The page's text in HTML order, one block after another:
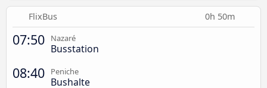
FlixBus 0h 50m
07:50 Nazaré
Busstation
08:40 Peniche
Bushalte